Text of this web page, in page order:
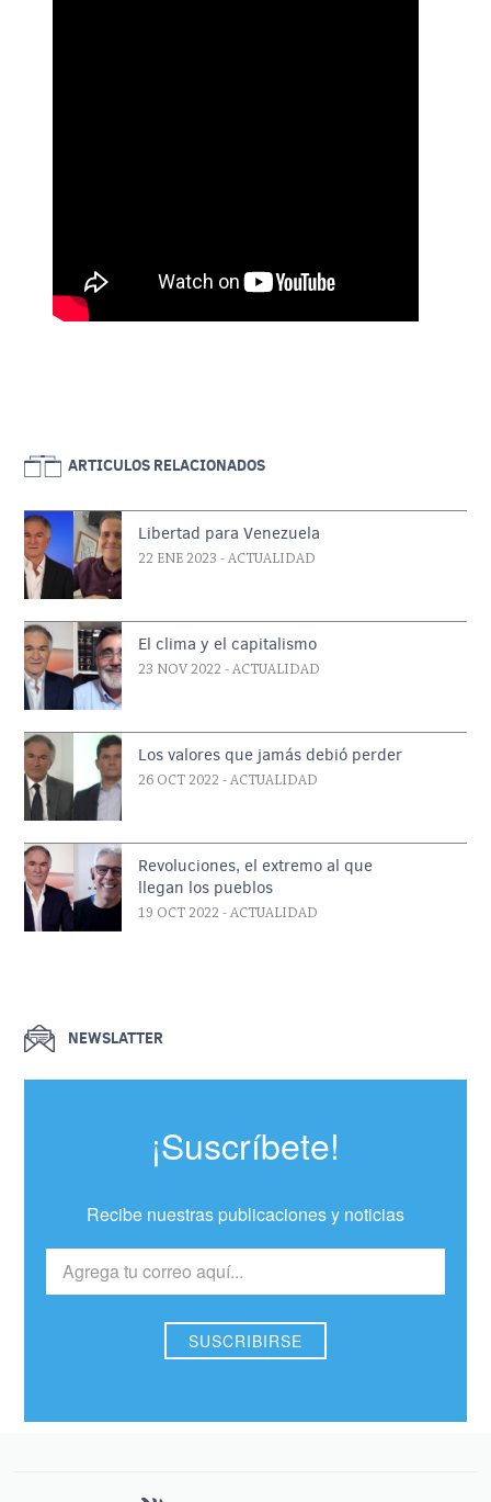
ARTICULOS RELACIONADOS
Libertad para Venezuela
22 ENE 2023 - ACTUALIDAD
El clima y el capitalismo
23 NOV 2022 - ACTUALIDAD
Los valores que jamás debió perder
26 OCT 2022 - ACTUALIDAD
Revoluciones, el extremo al que
llegan los pueblos
19 OCT 2022 - ACTUALIDAD
NEWSLATTER
¡Suscríbete!
Recibe nuestras publicaciones y noticias